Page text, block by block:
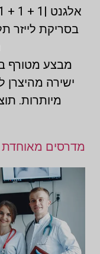
בסריקת לייזר
מבצע מטורף
ישירה מהיצרן
מיותרות.
מדרסים מאוחדת